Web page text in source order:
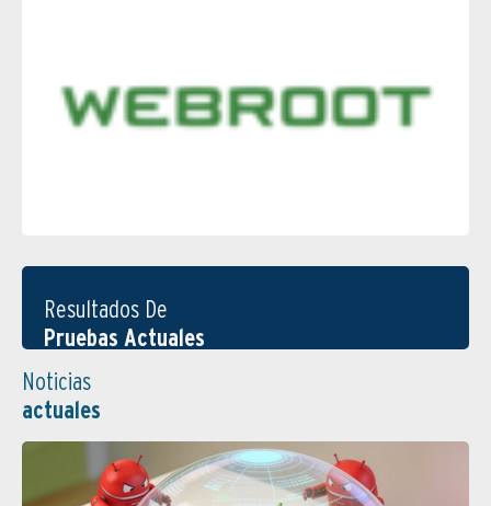
Resultados De
Pruebas Actuales
Noticias
actuales